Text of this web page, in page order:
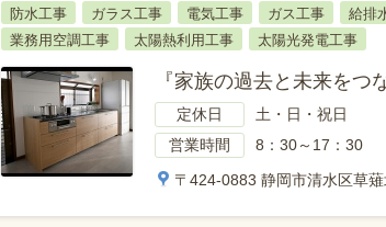
防水工事
ガラス工事 電気工事 ガス工事 給排
業務用空調工事
太陽熱利用工事 太陽光発電工事
『家族の過去と未来をつ
定休日
土・日・祝日
営業時間
8：30～17：30
〒424-0883 静岡市清水区草